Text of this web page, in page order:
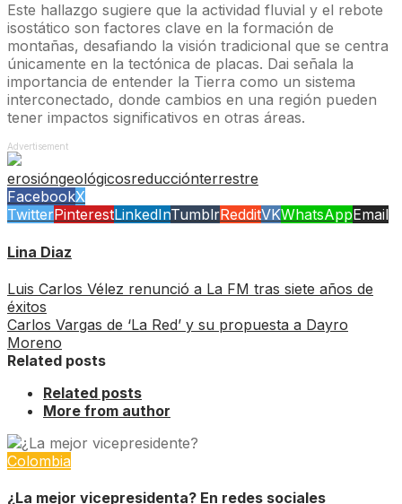
Este hallazgo sugiere que la actividad fluvial y el rebote
isostático son factores clave en la formación de
montañas, desafiando la visión tradicional que se centra
únicamente en la tectónica de placas. Dai señala la
importancia de entender la Tierra como un sistema
interconectado, donde cambios en una región pueden
tener impactos significativos en otras áreas.
Advertisement
erosióngeológicosreducciónterrestre
FacebookX
TwitterPinterestLinkedInTumblrRedditVKWhatsAppEmail
Lina Diaz
Luis Carlos Vélez renunció a La FM tras siete años de
éxitos
Carlos Vargas de ‘La Red’ y su propuesta a Dayro
Moreno
Related posts
Related posts
More from author
Colombia
¿La mejor vicepresidenta? En redes sociales